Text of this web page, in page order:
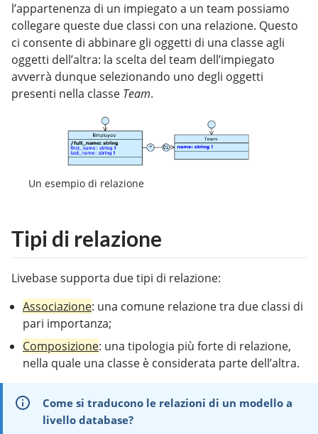
l’appartenenza di un impiegato a un team possiamo
collegare queste due classi con una relazione. Questo
ci consente di abbinare gli oggetti di una classe agli
oggetti dell’altra: la scelta del team dell’impiegato
avverrà dunque selezionando uno degli oggetti
presenti nella classe Team.
Un esempio di relazione
Tipi di relazione
Livebase supporta due tipi di relazione:
Associazione: una comune relazione tra due classi di
pari importanza;
Composizione: una tipologia più forte di relazione,
nella quale una classe è considerata parte dell’altra.
Come si traducono le relazioni di un modello a
livello database?